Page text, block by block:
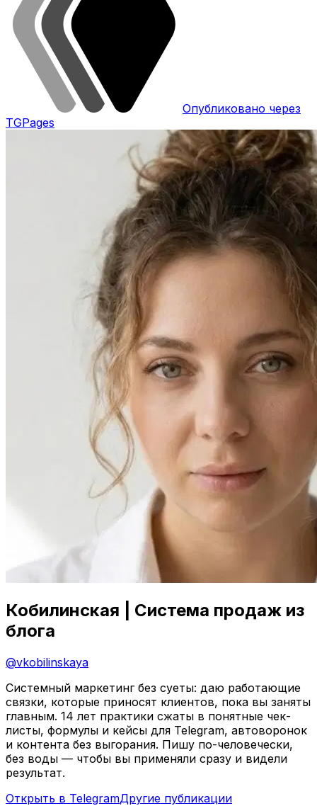
Опубликовано через
TGPages
Кобилинская | Система продаж из
блога
@vkobilinskaya
Системный маркетинг без суеты: даю работающие
связки, которые приносят клиентов, пока вы заняты
главным. 14 лет практики сжаты в понятные чек-
листы, формулы и кейсы для Telegram, автоворонок
и контента без выгорания. Пишу по-человечески,
без воды — чтобы вы применяли сразу и видели
результат.
Открыть в TelegramДругие публикации